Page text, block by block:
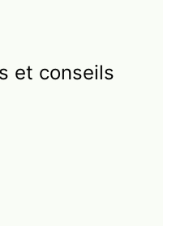
et conseils